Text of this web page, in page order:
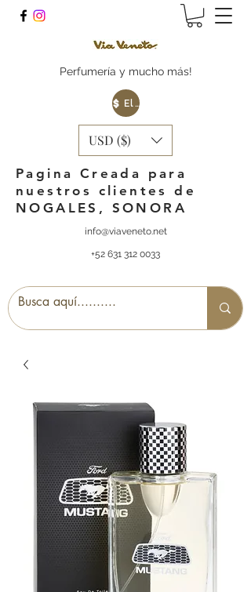
Perfumería y mucho más!
Elige tu Moneda
USD ($)
Pagina Creada para
nuestros clientes de
NOGALES, SONORA
info@viaveneto.net
+52 631 312 0033